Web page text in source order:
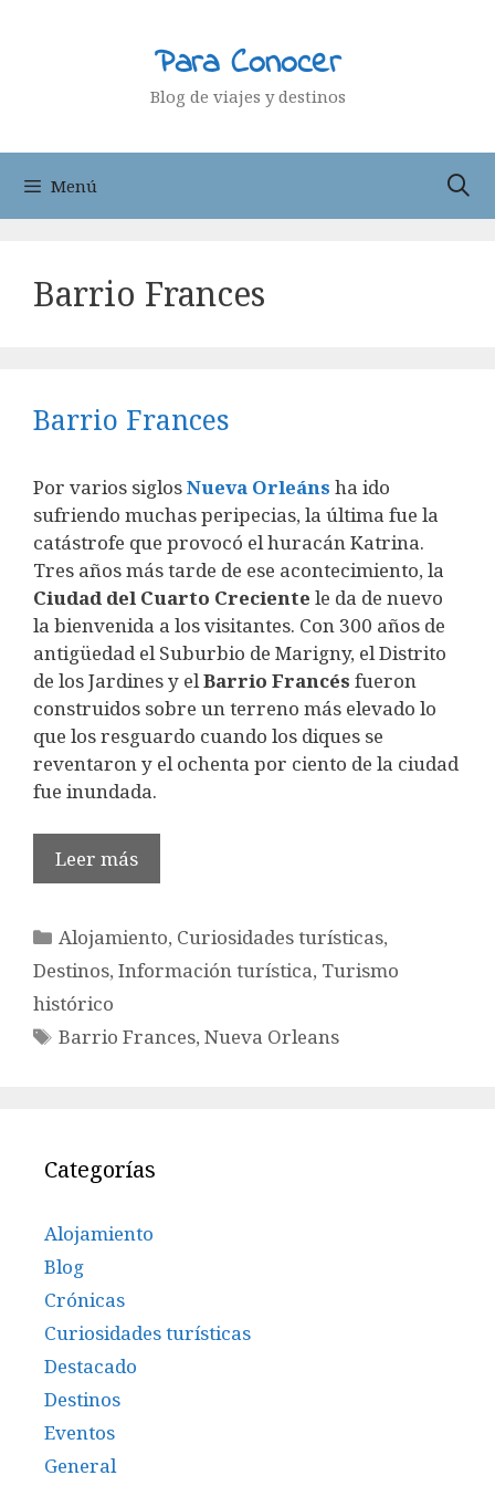
Para Conocer
Blog de viajes y destinos
Menú
Barrio Frances
Barrio Frances
Por varios siglosNueva Orleáns ha ido
sufriendo muchas peripecias, la última fue la
catástrofe que provocó el huracán Katrina.
Tres años más tarde de ese acontecimiento, la
Ciudad del Cuarto Creciente le da de nuevo
la bienvenida a los visitantes. Con 300 años de
antigüedad el Suburbio de Marigny, el Distrito
de los Jardines y elBarrio Francés fueron
construidos sobre un terreno más elevado lo
que los resguardo cuando los diques se
reventaron y el ochenta por ciento de la ciudad
fue inundada.
Leer más
Categorías
Alojamiento, Curiosidades turísticas,
Destinos, Información turística, Turismo
histórico
Etiquetas
Barrio Frances,Nueva Orleans
Categorías
Alojamiento
Blog
Crónicas
Curiosidades turísticas
Destacado
Destinos
Eventos
General